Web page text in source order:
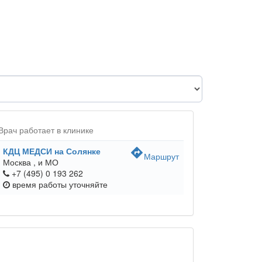
работает в клинике
КДЦ МЕДСИ на Солянке
Москва , и МО
+7 (495) 0 193 262
время работы уточняйте
directionsМаршрут